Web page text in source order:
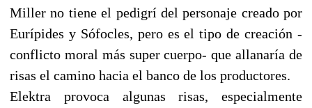
Miller no tiene el pedigrí del personaje creado por
Eurípides y Sófocles, pero es el tipo de creación -
conflicto moral más super cuerpo- que allanaría de
risas el camino hacia el banco de los productores.
Elektra provoca algunas risas, especialmente